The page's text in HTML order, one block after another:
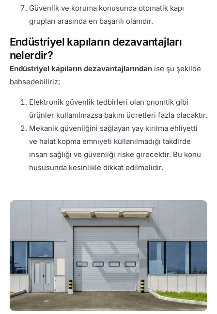
Güvenlik ve koruma konusunda otomatik kapı
grupları arasında en başarılı olanıdır.
Endüstriyel kapıların dezavantajları
nelerdir?
Endüstriyel kapıların dezavantajlarındanise şu şekilde
bahsedebiliriz;
Elektronik güvenlik tedbirleri olan pnomtik gibi
ürünler kullanılmazsa bakım ücretleri fazla olacaktır.
Mekanik güvenliğini sağlayan yay kırılma ehliyetti
ve halat kopma emniyeti kullanılmadığı takdirde
insan sağlığı ve güvenliği riske girecektir. Bu konu
hususunda kesinlikle dikkat edilmelidir.